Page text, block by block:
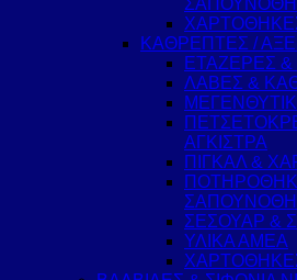
ΚΑΘΡΕΠΤΕΣ /
ΕΤΑΖΕΡΕΣ
ΛΑΒΕΣ &
ΑΓΚΙΣΤΡΑ
ΠΙΓΚΑΛ &
ΣΕΣΟΥΑΡ &
ΥΛΙΚΑ ΑΜΕΑ